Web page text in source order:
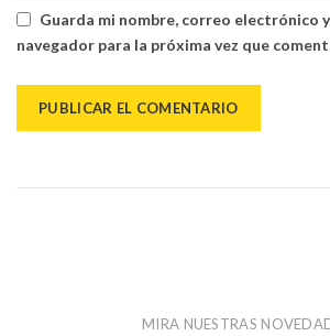
Guarda mi nombre, correo electrónico
navegador para la próxima vez que
MIRA NUESTRAS